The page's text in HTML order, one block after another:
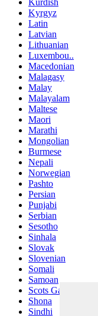
Kurdish
Kyrgyz
Latin
Latvian
Lithuanian
Luxembou..
Macedonian
Malagasy
Malay
Malayalam
Maltese
Maori
Marathi
Mongolian
Burmese
Nepali
Norwegian
Pashto
Persian
Punjabi
Serbian
Sesotho
Sinhala
Slovak
Slovenian
Somali
Samoan
Scots Gaelic
Shona
Sindhi